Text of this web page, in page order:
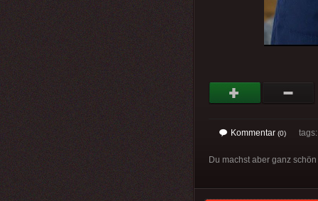
Kommentar (0)
Du machst aber ganz